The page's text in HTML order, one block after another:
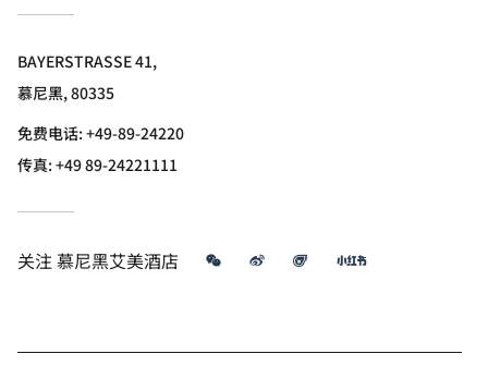
BAYERSTRASSE 41,
慕尼黑, 80335
免费电话:+49-89-24220
传真:+49 89-24221111
关注 慕尼黑艾美酒店 微信 微博 飞猪 小红书